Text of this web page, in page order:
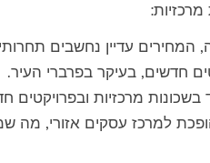
המחירים עדיין נחשבים
חדשים, בעיקר בפרברי העיר.
בשכונות מרכזיות ובפרויקטים
למרכז עסקים אזורי, מה